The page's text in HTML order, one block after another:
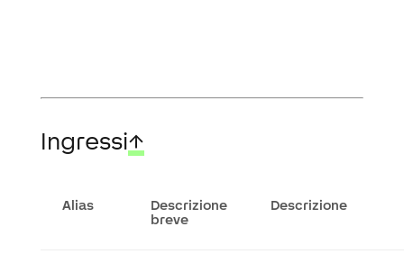
Ingressi↑
Alias
Descrizione
breve
Descrizione